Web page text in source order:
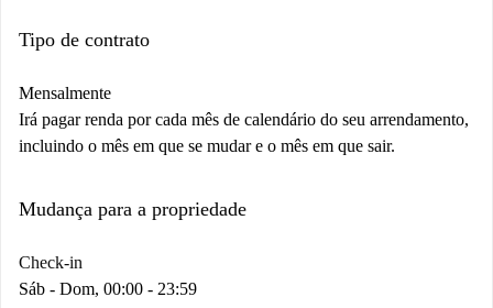
Tipo de contrato
Mensalmente
Irá pagar renda por cada mês de calendário do seu arrendamento,
incluindo o mês em que se mudar e o mês em que sair.
Mudança para a propriedade
Check-in
Sáb - Dom, 00:00 - 23:59